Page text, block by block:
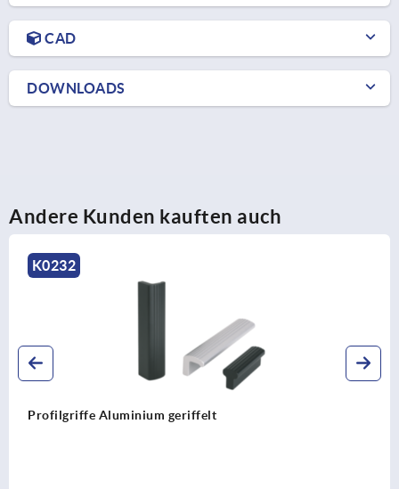
CAD
DOWNLOADS
Andere Kunden kauften auch
Profilgriffe Edelstahl